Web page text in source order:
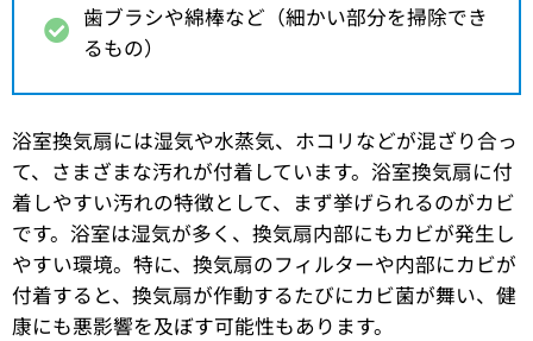
歯ブラシや綿棒など（細かい部分を掃除でき
るもの）
浴室換気扇には湿気や水蒸気、ホコリなどが混ざり合っ
て、さまざまな汚れが付着しています。浴室換気扇に付
着しやすい汚れの特徴として、まず挙げられるのがカビ
です。浴室は湿気が多く、換気扇内部にもカビが発生し
やすい環境。特に、換気扇のフィルターや内部にカビが
付着すると、換気扇が作動するたびにカビ菌が舞い、健
康にも悪影響を及ぼす可能性もあります。